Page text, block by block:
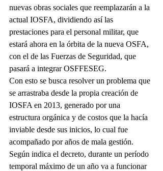
nuevas obras sociales que reemplazarán a la
actual IOSFA, dividiendo así las
prestaciones para el personal militar, que
estará ahora en la órbita de la nueva OSFA,
con el de las Fuerzas de Seguridad, que
pasará a integrar OSFFESEG.
Con esto se busca resolver un problema que
se arrastraba desde la propia creación de
IOSFA en 2013, generado por una
estructura orgánica y de costos que la hacía
inviable desde sus inicios, lo cual fue
acompañado por años de mala gestión.
Según indica el decreto, durante un período
temporal máximo de un año va a funcionar